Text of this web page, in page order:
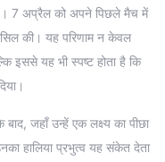
7 अप्रैल को अपने पिछले मैच में
की। यह परिणाम न केवल
इससे यह भी स्पष्ट होता है कि
जहाँ उन्हें एक लक्ष्य का पीछा
हालिया प्रभुत्व यह संकेत देता